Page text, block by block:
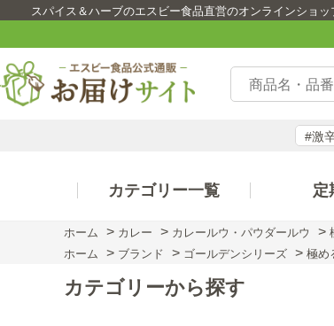
スパイス＆ハーブのエスビー食品直営のオンラインショッ
#激
カテゴリー一覧 定
ホーム > カレー > カレールウ・パウダールウ >
ホーム
> ブランド > ゴールデンシリーズ > 極
カテゴリーから探す